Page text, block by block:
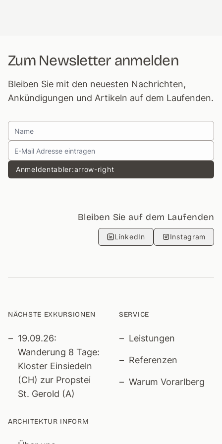
Zum Newsletter anmelden
Bleiben Sie mit den neuesten Nachrichten,
Ankündigungen und Artikeln auf dem Laufenden.
Anmeldentabler:arrow-right
Bleiben Sie auf dem Laufenden
LinkedIn Instagram
NÄCHSTE EXKURSIONEN
19.09.26:
Wanderung 8 Tage:
Kloster Einsiedeln
(CH) zur Propstei
St. Gerold (A)
SERVICE
Leistungen
Referenzen
Warum Vorarlberg
ARCHITEKTUR INFORM